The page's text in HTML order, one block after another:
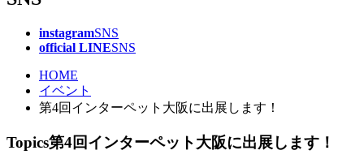
instagramSNS
official LINESNS
HOME
イベント
第4回インターペット大阪に出展します！
Topics第4回インターペット大阪に出展します！